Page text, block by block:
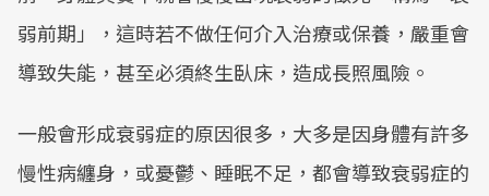
弱前期」，這時若不做任何介入治療或保養，嚴重會
導致失能，甚至必須終生臥床，造成長照風險。
一般會形成衰弱症的原因很多，大多是因身體有許多
慢性病纏身，或憂鬱、睡眠不足，都會導致衰弱症的